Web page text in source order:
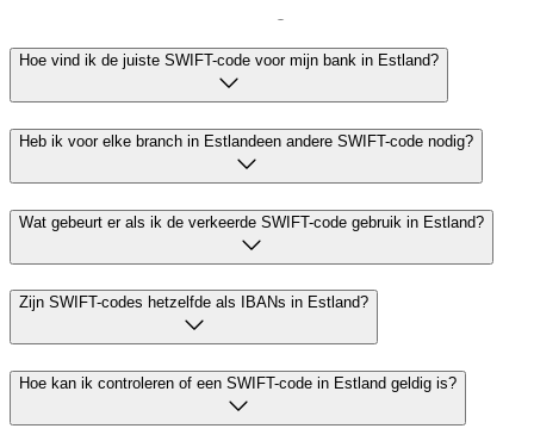
Hoe vind ik de juiste SWIFT-code voor mijn bank in Estland?
Heb ik voor elke branch in Estlandeen andere SWIFT-code nodig?
Wat gebeurt er als ik de verkeerde SWIFT-code gebruik in Estland?
Zijn SWIFT-codes hetzelfde als IBANs in Estland?
Hoe kan ik controleren of een SWIFT-code in Estland geldig is?